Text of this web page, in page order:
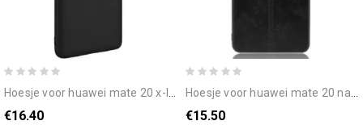
hoesje voor huawei mate 20 x-level vloeibare siliconen
€16.40
hoesje voor huawei mate 20 naad leereffect
€15.50